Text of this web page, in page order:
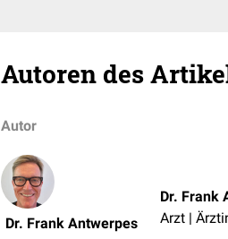
Autoren des
Autor
Dr. Frank Antwerpes
Dr. Frank
Arzt |